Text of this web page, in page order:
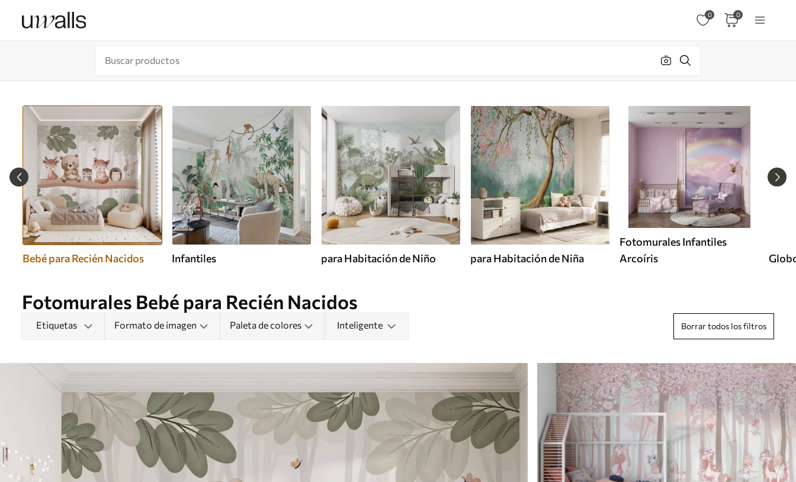
0 0
Bebé para Recién Nacidos Infantiles para Habitación de Niño para Habitación de Niña
Fotomurales Infantiles
Arcoíris
Fotomurales Bebé para Recién Nacidos
Etiquetas Formato de imagen Paleta de colores Inteligente Borrar todos los filtros